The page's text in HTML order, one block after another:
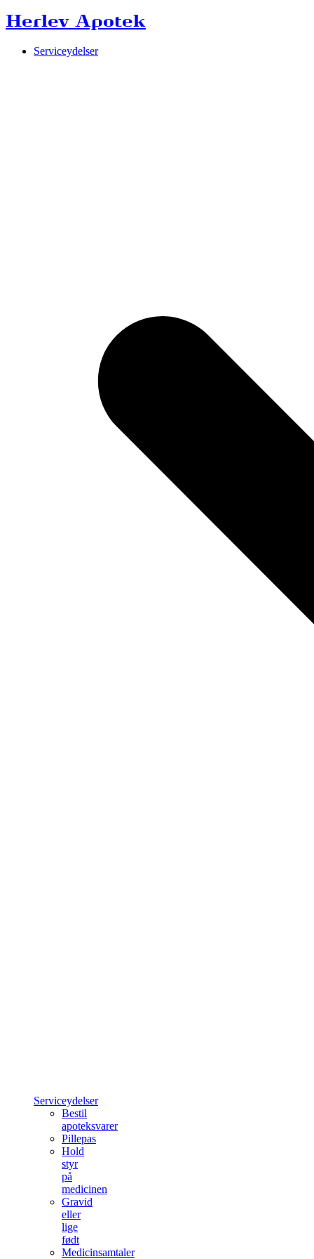
Herlev Apotek
Serviceydelser
Serviceydelser
Bestil
apoteksvarer
Pillepas
Hold
styr
på
medicinen
Gravid
eller
lige
født
Medicinsamtaler